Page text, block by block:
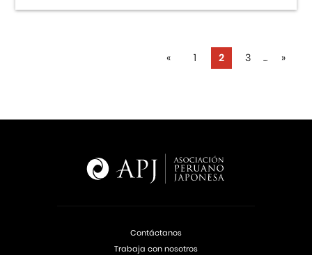
« 1 2 3 ... »
Contáctanos
Trabaja con nosotros